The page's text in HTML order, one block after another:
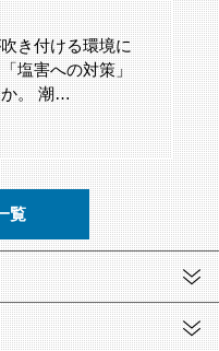
き付ける環境に
塩害への対策」
か。 潮…
覧